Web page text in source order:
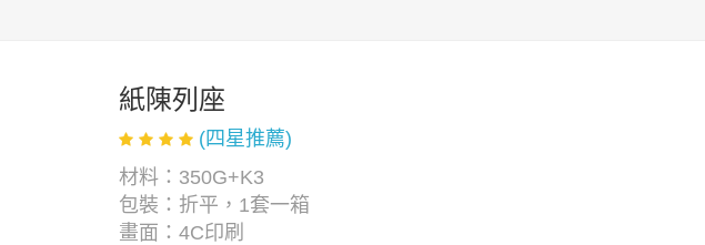
紙陳列座
(四星推薦)
材料：350G+K3
包裝：折平，1套一箱
畫面：4C印刷